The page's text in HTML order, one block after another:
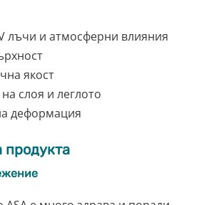
лъчи и атмосферни влияния
якост
слоя и леглото
деформация